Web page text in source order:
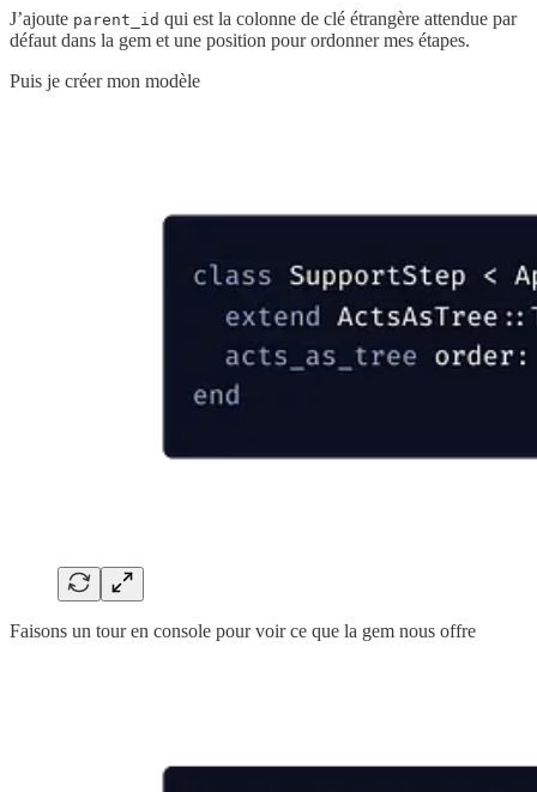
J’ajoute parent_id qui est la colonne de clé étrangère attendue par
défaut dans la gem et une position pour ordonner mes étapes.
Puis je créer mon modèle
Faisons un tour en console pour voir ce que la gem nous offre